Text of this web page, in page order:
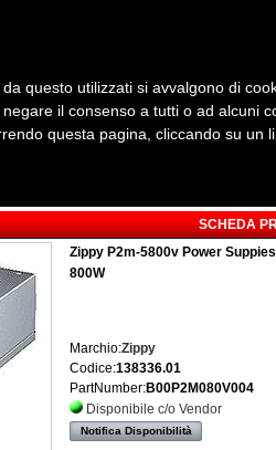
Energia Sicurezza e Automazione
SCHEDA
Zippy P2m-5800v Power
800W
Marchio:Zippy
Codice:138336.01
PartNumber:B00P2M080V004
Disponibile c/o Vendor
Notifica Disponibilità
questo utilizzati si avvalgono di
il consenso a tutti o ad alcuni
questa pagina, cliccando su un